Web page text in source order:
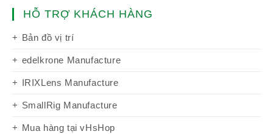
HỖ TRỢ KHÁCH HÀNG
Bản đồ vị trí
edelkrone Manufacture
IRIXLens Manufacture
SmallRig Manufacture
Mua hàng tại vHsHop